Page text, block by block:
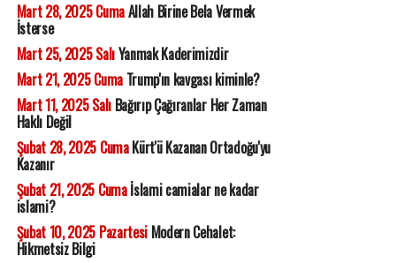
Mart 28, 2025 CumaAllah Birine Bela Vermek
İsterse
Mart 25, 2025 SalıYanmak Kaderimizdir
Mart 21, 2025 CumaTrump'ın kavgası kiminle?
Mart 11, 2025 SalıBağırıp Çağıranlar Her Zaman
Haklı Değil
Şubat 28, 2025 CumaKürt'ü Kazanan Ortadoğu'yu
Kazanır
Şubat 21, 2025 Cumaİslami camialar ne kadar
islami?
Şubat 10, 2025 PazartesiModern Cehalet:
Hikmetsiz Bilgi